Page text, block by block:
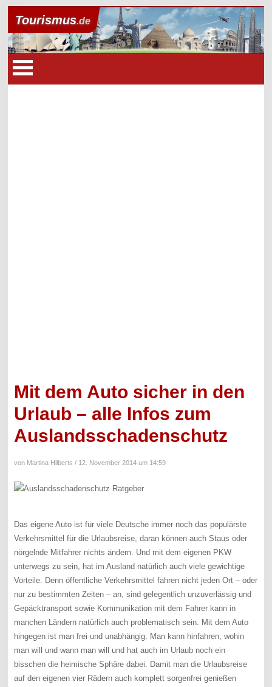
Tourismus.de
Mit dem Auto sicher in den
Urlaub – alle Infos zum
Auslandsschadenschutz
von Martina Hilberts / 12. November 2014 um 14:59
Das eigene Auto ist für viele Deutsche immer noch das populärste
Verkehrsmittel für die Urlaubsreise, daran können auch Staus oder
nörgelnde Mitfahrer nichts ändern. Und mit dem eigenen PKW
unterwegs zu sein, hat im Ausland natürlich auch viele gewichtige
Vorteile. Denn öffentliche Verkehrsmittel fahren nicht jeden Ort – oder
nur zu bestimmten Zeiten – an, sind gelegentlich unzuverlässig und
Gepäcktransport sowie Kommunikation mit dem Fahrer kann in
manchen Ländern natürlich auch problematisch sein. Mit dem Auto
hingegen ist man frei und unabhängig. Man kann hinfahren, wohin
man will und wann man will und hat auch im Urlaub noch ein
bisschen die heimische Sphäre dabei. Damit man die Urlaubsreise
auf den eigenen vier Rädern auch komplett sorgenfrei genießen